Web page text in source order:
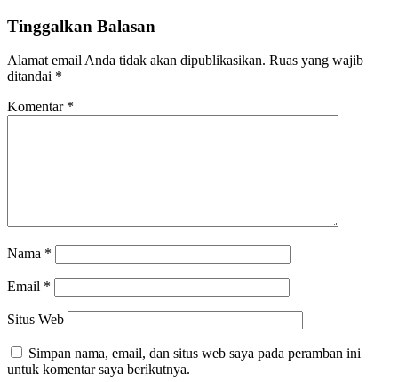
Tinggalkan Balasan
Alamat email Anda tidak akan dipublikasikan. Ruas yang wajib
ditandai *
Komentar *
Nama *
Email *
Situs Web
Simpan nama, email, dan situs web saya pada peramban ini
untuk komentar saya berikutnya.